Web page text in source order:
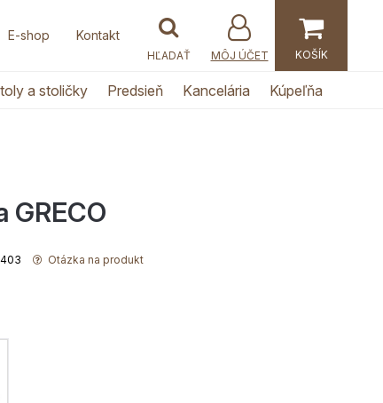
E-shop Kontakt
MÔJ ÚČET
a stoličky Predsieň Kancelária Kúpeľňa
GRECO
Otázka na produkt